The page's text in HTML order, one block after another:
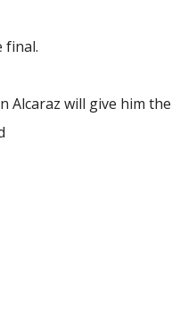
final.
Alcaraz will give him the